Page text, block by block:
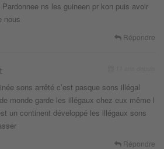
ns les guineen pr kon puis avoir
nous
Répondre
sons arrêté c’est pasque sons illégal
monde garde les illégaux chez eux même l
un continent développé les illégaux sons
Répondre